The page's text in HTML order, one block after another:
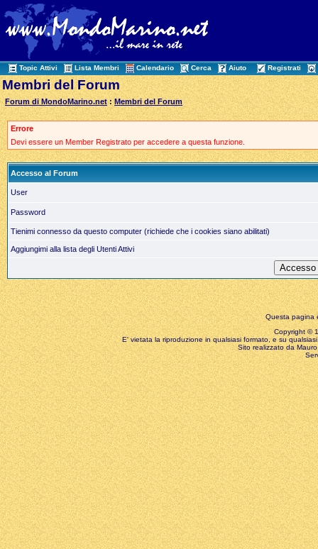
Topic Attivi Lista Membri Calendario Cerca Aiuto Registrati
Membri del Forum
Forum di MondoMarino.net :Membri del Forum
Errore
Devi essere un Member Registrato per accedere a questa funzione.
Accesso al Forum
User
Password
Tienimi connesso da questo computer (richiede che i cookies siano abilitati)
Aggiungimi alla lista degli Utenti Attivi
Questa pagina
Copyright ©
E' vietata la riproduzione in qualsiasi formato, e su
Sito realizzato da